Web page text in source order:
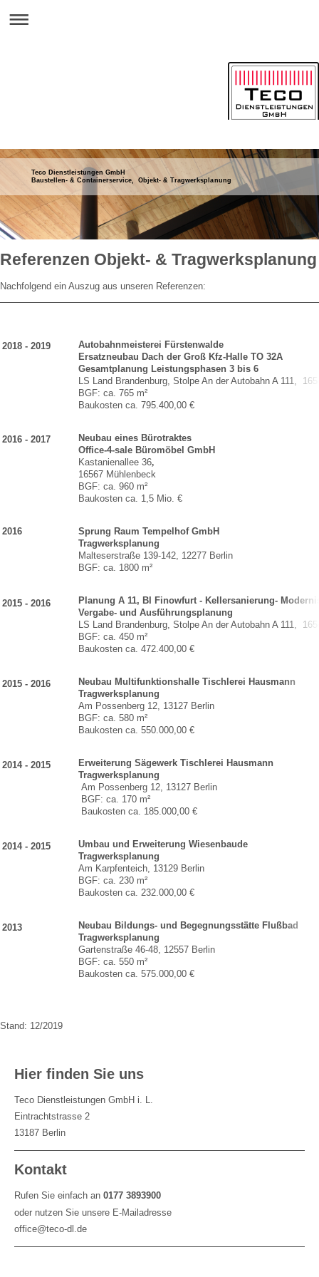
Teco Dienstleistungen GmbH
Baustellen- & Containerservice, Objekt- & Tragwerksplanung
Referenzen Objekt- & Tragwerksplanung
Nachfolgend ein Auszug aus unseren Referenzen:
2018 - 2019
Autobahnmeisterei Fürstenwalde
Ersatzneubau Dach der Groß Kfz-Halle TO 32A
Gesamtplanung Leistungsphasen 3 bis 6
LS Land Brandenburg, Stolpe An der Autobahn A 111,
BGF: ca. 765 m²
Baukosten ca. 795.400,00 €
2016 - 2017
Neubau eines Bürotraktes
Office-4-sale Büromöbel GmbH
Kastanienallee 36,
16567 Mühlenbeck
BGF: ca. 960 m²
Baukosten ca. 1,5 Mio. €
2016
Sprung Raum Tempelhof GmbH
Tragwerksplanung
Malteserstraße 139-142, 12277 Berlin
BGF: ca. 1800 m²
2015 - 2016
Planung A 11, BI Finowfurt - Kellersanierung-
Vergabe- und Ausführungsplanung
LS Land Brandenburg, Stolpe An der Autobahn A 111,
BGF: ca. 450 m²
Baukosten ca. 472.400,00 €
2015 - 2016
Neubau Multifunktionshalle Tischlerei Hausmann
Tragwerksplanung
Am Possenberg 12, 13127 Berlin
BGF: ca. 580 m²
Baukosten ca. 550.000,00 €
2014 - 2015
Erweiterung Sägewerk Tischlerei Hausmann
Tragwerksplanung
Am Possenberg 12, 13127 Berlin
BGF: ca. 170 m²
Baukosten ca. 185.000,00 €
2014 - 2015
Umbau und Erweiterung Wiesenbaude
Tragwerksplanung
Am Karpfenteich, 13129 Berlin
BGF: ca. 230 m²
Baukosten ca. 232.000,00 €
2013
Neubau Bildungs- und Begegnungsstätte Flußbad
Tragwerksplanung
Gartenstraße 46-48, 12557 Berlin
BGF: ca. 550 m²
Baukosten ca. 575.000,00 €
Stand: 12/2019
Hier finden Sie uns
Teco Dienstleistungen GmbH i. L.
Eintrachtstrasse 2
13187 Berlin
Kontakt
Rufen Sie einfach an 0177 3893900
oder nutzen Sie unsere E-Mailadresse
office@teco-dl.de